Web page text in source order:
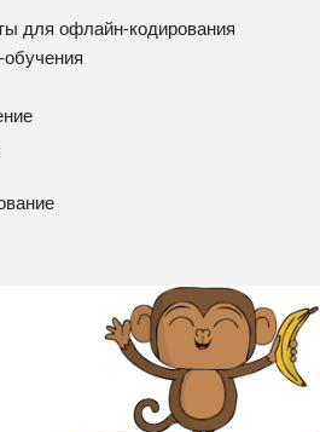
для офлайн-кодирования